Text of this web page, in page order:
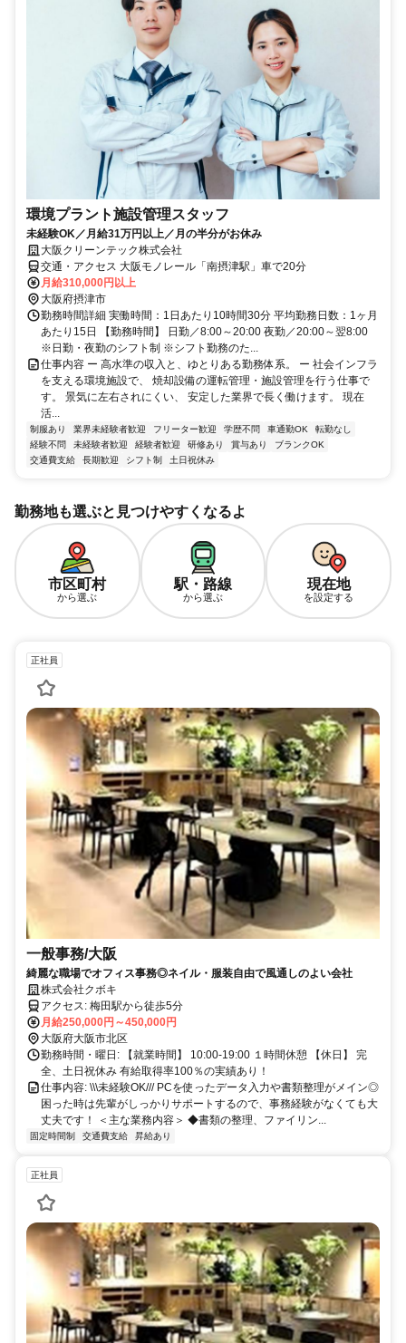
環境プラント施設管理スタッフ
未経験OK／月給31万円以上／月の半分がお休み
大阪クリーンテック株式会社
交通・アクセス 大阪モノレール「南摂津駅」車で20分
月給310,000円以上
大阪府摂津市
勤務時間詳細 実働時間：1日あたり10時間30分 平均勤務日数：1ヶ月
あたり15日 【勤務時間】 日勤／8:00～20:00 夜勤／20:00～翌8:00
※日勤・夜勤のシフト制 ※シフト勤務のた...
仕事内容 ー 高水準の収入と、ゆとりある勤務体系。 ー 社会インフラ
を支える環境施設で、 焼却設備の運転管理・施設管理を行う仕事で
す。 景気に左右されにくい、 安定した業界で長く働けます。 現在
活...
制服あり 業界未経験者歓迎 フリーター歓迎 学歴不問 車通勤OK
転勤なし
経験不問
未経験者歓迎 経験者歓迎 研修あり 賞与あり
ブランクOK
交通費支給
長期歓迎 シフト制 土日祝休み
勤務地も選ぶと見つけやすくなるよ
市区町村
から選ぶ
駅・路線
から選ぶ
現在地
を設定する
正社員
一般事務/大阪
綺麗な職場でオフィス事務◎ネイル・服装自由で風通しのよい会社
株式会社クボキ
アクセス: 梅田駅から徒歩5分
月給250,000円～450,000円
大阪府大阪市北区
勤務時間・曜日: 【就業時間】 10:00-19:00 １時間休憩 【休日】 完
全、土日祝休み 有給取得率100％の実績あり！
仕事内容: \\\未経験OK/// PCを使ったデータ入力や書類整理がメイン◎
困った時は先輩がしっかりサポートするので、事務経験がなくても大
丈夫です！ ＜主な業務内容＞ ◆書類の整理、ファイリン...
固定時間制 交通費支給 昇給あり
正社員